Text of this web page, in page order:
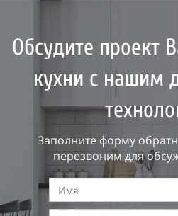
Обсудите проект
кухни с нашим
Заполните форму
перезвоним для